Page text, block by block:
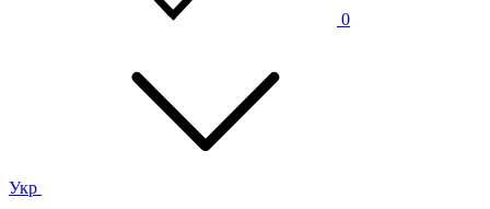
0
Укр